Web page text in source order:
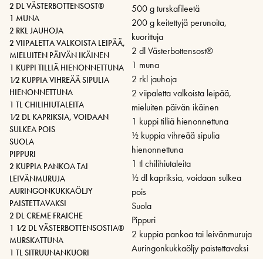
2 DL VÄSTERBOTTENSOST®
1 MUNA
2 RKL JAUHOJA
2 VIIPALETTA VALKOISTA LEIPÄÄ,
MIELUITEN PÄIVÄN IKÄINEN
1 KUPPI TILLIÄ HIENONNETTUNA
1⁄2 KUPPIA VIHREÄÄ SIPULIA
HIENONNETTUNA
1 TL CHILIHIUTALEITA
1⁄2 DL KAPRIKSIA, VOIDAAN
SULKEA POIS
SUOLA
PIPPURI
2 KUPPIA PANKOA TAI
LEIVÄNMURUJA
AURINGONKUKKAÖLJY
PAISTETTAVAKSI
2 DL CREME FRAICHE
1 1⁄2 DL VÄSTERBOTTENSOSTIA®
MURSKATTUNA
1 TL SITRUUNANKUORI
500 g turskafileetä
200 g keitettyjä perunoita,
kuorittuja
2 dl Västerbottensost®
1 muna
2 rkl jauhoja
2 viipaletta valkoista leipää,
mieluiten päivän ikäinen
1 kuppi tilliä hienonnettuna
1⁄2 kuppia vihreää sipulia
hienonnettuna
1 tl chilihiutaleita
1⁄2 dl kapriksia, voidaan sulkea
pois
Suola
Pippuri
2 kuppia pankoa tai leivänmuruja
Auringonkukkaöljy paistettavaksi